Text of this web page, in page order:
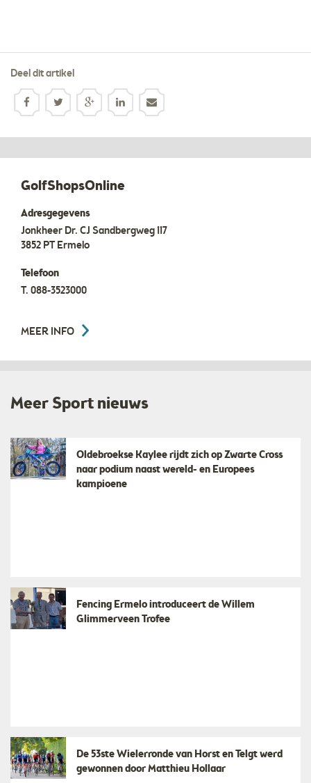
Deel dit artikel
GolfShopsOnline
Adresgegevens
Jonkheer Dr. CJ Sandbergweg 117
3852 PT Ermelo
Telefoon
T. 088-3523000
MEER INFO
Meer Sport nieuws
Oldebroekse Kaylee rijdt zich op Zwarte Cross
naar podium naast wereld- en Europees
kampioene
Fencing Ermelo introduceert de Willem
Glimmerveen Trofee
De 53ste Wielerronde van Horst en Telgt werd
gewonnen door Matthieu Hollaar